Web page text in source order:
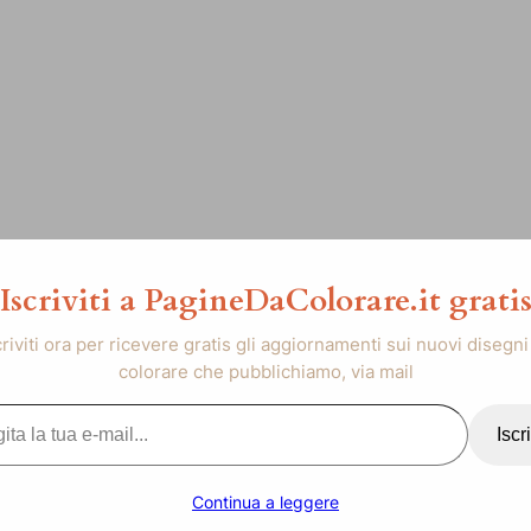
Iscriviti a PagineDaColorare.it gratis
ora per ricevere gratis gli aggiornamenti sui nuovi disegni
colorare che pubblichiamo, via mail
Continua a leggere